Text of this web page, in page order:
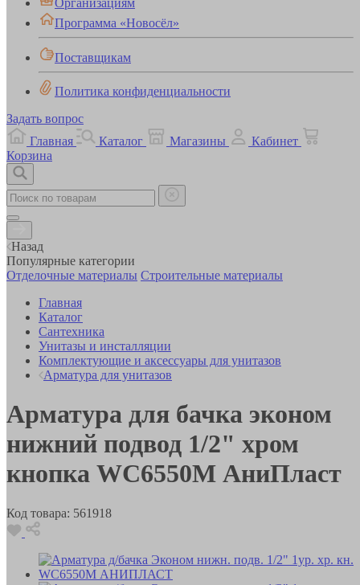
Программа «Новосёл»
Поставщикам
Политика конфиденциальности
Задать вопрос
Главная
Каталог Магазины
Кабинет
Корзина
Назад
Популярные категории
Отделочные материалы Строительные материалы
Главная
Каталог
Сантехника
Унитазы и инсталляции
Комплектующие и аксессуары для унитазов
Арматура для унитазов
Арматура для бачка эконом
нижний подвод 1/2" хром
кнопка WC6550M АниПласт
Код товара: 561918